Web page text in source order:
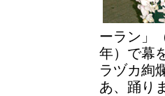
ーラン」
年）で幕
ラヅカ絢
あ、踊り